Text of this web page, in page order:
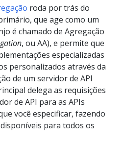
roda por trás do
que age como um
é chamado de Agregação
, ou AA), e permite que
especializadas
personalizados através da
de um servidor de API
delega as requisições
de API para as APIs
você especificar, fazendo
para todos os